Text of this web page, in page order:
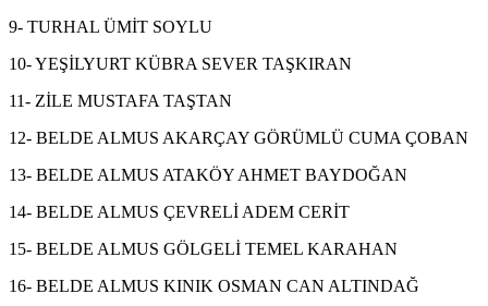
9- TURHAL ÜMİT SOYLU
10- YEŞİLYURT KÜBRA SEVER TAŞKIRAN
11- ZİLE MUSTAFA TAŞTAN
12- BELDE ALMUS AKARÇAY GÖRÜMLÜ CUMA ÇOBAN
13- BELDE ALMUS ATAKÖY AHMET BAYDOĞAN
14- BELDE ALMUS ÇEVRELİ ADEM CERİT
15- BELDE ALMUS GÖLGELİ TEMEL KARAHAN
16- BELDE ALMUS KINIK OSMAN CAN ALTINDAĞ